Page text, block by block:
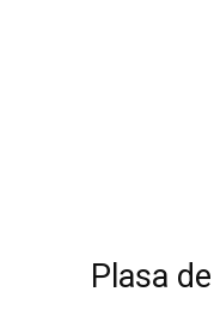
Plasa